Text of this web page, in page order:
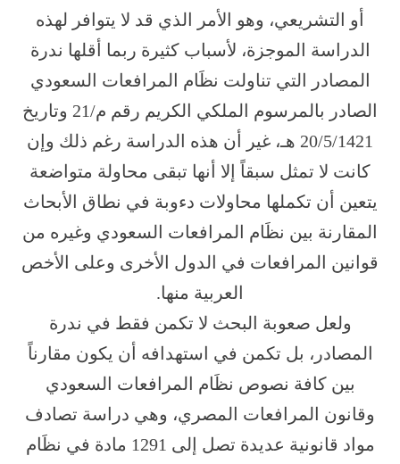
أو التشريعي، وهو الأمر الذي قد لا يتوافر لهذه
الدراسة الموجزة، لأسباب كثيرة ربما أقلها ندرة
المصادر التي تناولت نظَام المرافعات السعودي
الصادر بالمرسوم الملكي الكريم رقم م/21 وتاريخ
20/5/1421 هـ، غير أن هذه الدراسة رغم ذلك وإن
كانت لا تمثل سبقاً إلا أنها تبقى محاولة متواضعة
يتعين أن تكملها محاولات دءوبة في نطاق الأبحاث
المقارنة بين نظَام المرافعات السعودي وغيره من
قوانين المرافعات في الدول الأخرى وعلى الأخص
العربية منها.
ولعل صعوبة البحث لا تكمن فقط في ندرة
المصادر، بل تكمن في استهدافه أن يكون مقارناً
بين كافة نصوص نظَام المرافعات السعودي
وقانون المرافعات المصري، وهي دراسة تصادف
مواد قانونية عديدة تصل إلى 1291 مادة في نظَام